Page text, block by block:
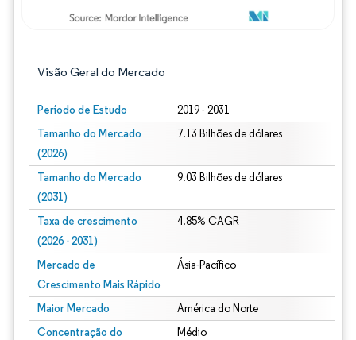
Visão Geral do Mercado
Período de Estudo 2019 - 2031
Tamanho do Mercado
(2026)
7.13 Bilhões de dólares
Tamanho do Mercado
(2031)
9.03 Bilhões de dólares
Taxa de crescimento
(2026 - 2031)
4.85% CAGR
Mercado de
Crescimento Mais Rápido
Ásia-Pacífico
Maior Mercado América do Norte
Concentração do
Médio